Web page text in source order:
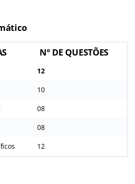
Nº DE QUESTÕES
12
10
08
08
12